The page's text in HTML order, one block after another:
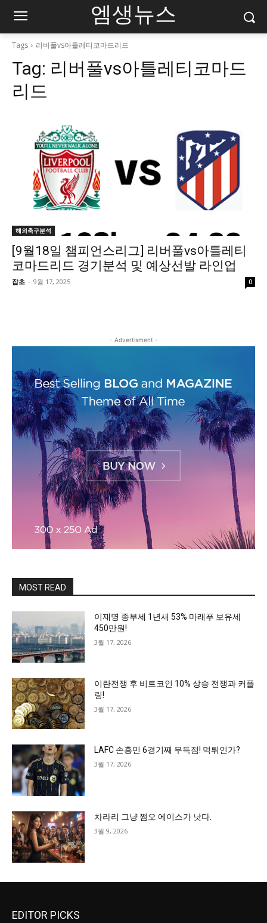
엠생뉴스
Tags 리버풀vs아틀레티코마드리드
Tag: 리버풀vs아틀레티코마드
리드
해외축구분석
[9월18일 챔피언스리그] 리버풀vs아틀레티
코마드리드 경기분석 및 예상선발 라인업
잡초 - 9월 17, 2025 0
- Advertisment -
MOST READ
이재명 종부세 1년새 53% 마래푸 보유세
450만원!
3월 17, 2026
이란전쟁 후 비트코인 10% 상승 전쟁과 커플
링!
3월 17, 2026
LAFC 손흥민 6경기째 무득점! 먹튀인가?
3월 17, 2026
차라리 그냥 쩜오 에이스가 낫다.
3월 9, 2026
EDITOR PICKS